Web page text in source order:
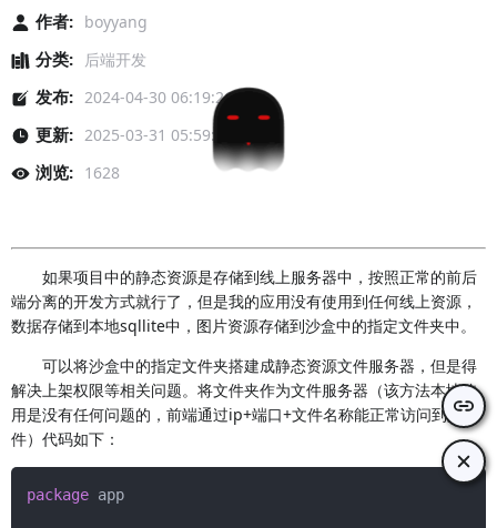
作者:
boyyang
分类:
后端开发
发布: 2024-04-30 06:19:26
更新: 2025-03-31 05:59:57
浏览:
1628
如果项目中的静态资源是存储到线上服务器中，按照正常的前后
端分离的开发方式就行了，但是我的应用没有使用到任何线上资源，
数据存储到本地sqllite中，图片资源存储到沙盒中的指定文件夹中。
可以将沙盒中的指定文件夹搭建成静态资源文件服务器，但是得
解决上架权限等相关问题。将文件夹作为文件服务器（该方法本地使
用是没有任何问题的，前端通过ip+端口+文件名称能正常访问到文
件）代码如下：
package app